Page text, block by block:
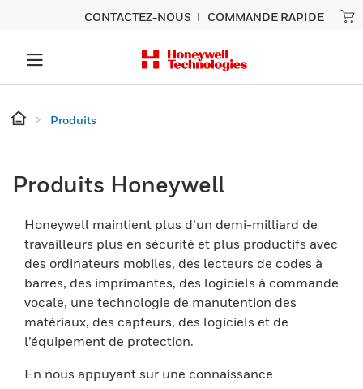
CONTACTEZ-NOUS COMMANDE RAPIDE
Produits
Produits Honeywell
Honeywell maintient plus d’un demi-milliard de
travailleurs plus en sécurité et plus productifs avec
des ordinateurs mobiles, des lecteurs de codes à
barres, des imprimantes, des logiciels à commande
vocale, une technologie de manutention des
matériaux, des capteurs, des logiciels et de
l’équipement de protection.
En nous appuyant sur une connaissance